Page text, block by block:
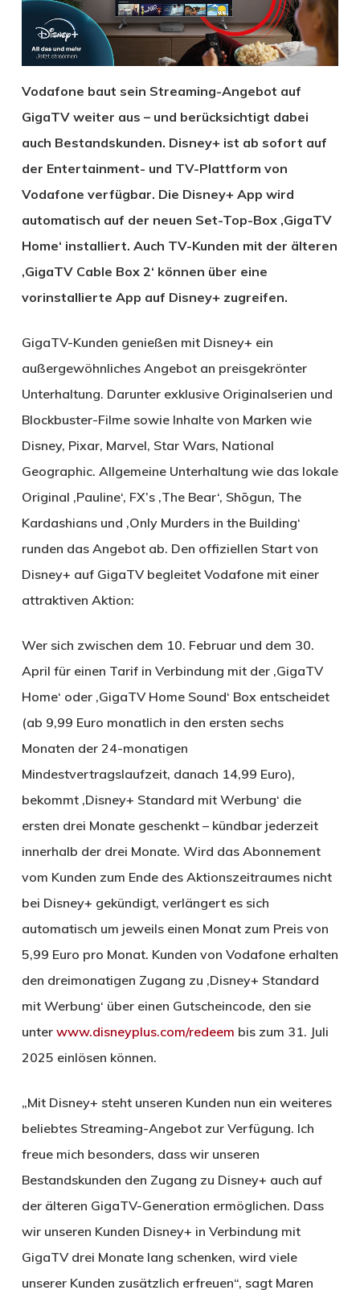
Vodafone baut sein Streaming-Angebot auf
GigaTV weiter aus – und berücksichtigt dabei
auch Bestandskunden. Disney+ ist ab sofort auf
der Entertainment- und TV-Plattform von
Vodafone verfügbar. Die Disney+ App wird
automatisch auf der neuen Set-Top-Box ‚GigaTV
Home‘ installiert. Auch TV-Kunden mit der älteren
‚GigaTV Cable Box 2‘ können über eine
vorinstallierte App auf Disney+ zugreifen.
GigaTV-Kunden genießen mit Disney+ ein
außergewöhnliches Angebot an preisgekrönter
Unterhaltung. Darunter exklusive Originalserien und
Blockbuster-Filme sowie Inhalte von Marken wie
Disney, Pixar, Marvel, Star Wars, National
Geographic. Allgemeine Unterhaltung wie das lokale
Original ‚Pauline‘, FX’s ‚The Bear‘, Shōgun, The
Kardashians und ‚Only Murders in the Building‘
runden das Angebot ab. Den offiziellen Start von
Disney+ auf GigaTV begleitet Vodafone mit einer
attraktiven Aktion:
Wer sich zwischen dem 10. Februar und dem 30.
April für einen Tarif in Verbindung mit der ‚GigaTV
Home‘ oder ‚GigaTV Home Sound‘ Box entscheidet
(ab 9,99 Euro monatlich in den ersten sechs
Monaten der 24-monatigen
Mindestvertragslaufzeit, danach 14,99 Euro),
bekommt ‚Disney+ Standard mit Werbung‘ die
ersten drei Monate geschenkt – kündbar jederzeit
innerhalb der drei Monate. Wird das Abonnement
vom Kunden zum Ende des Aktionszeitraumes nicht
bei Disney+ gekündigt, verlängert es sich
automatisch um jeweils einen Monat zum Preis von
5,99 Euro pro Monat. Kunden von Vodafone erhalten
den dreimonatigen Zugang zu ‚Disney+ Standard
mit Werbung‘ über einen Gutscheincode, den sie
unter www.disneyplus.com/redeem bis zum 31. Juli
2025 einlösen können.
„Mit Disney+ steht unseren Kunden nun ein weiteres
beliebtes Streaming-Angebot zur Verfügung. Ich
freue mich besonders, dass wir unseren
Bestandskunden den Zugang zu Disney+ auch auf
der älteren GigaTV-Generation ermöglichen. Dass
wir unseren Kunden Disney+ in Verbindung mit
GigaTV drei Monate lang schenken, wird viele
unserer Kunden zusätzlich erfreuen“, sagt Maren